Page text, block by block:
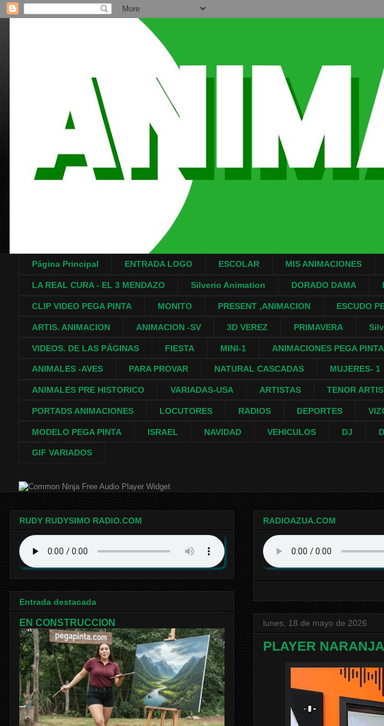
Página Principal ENTRADA LOGO ESCOLAR MIS ANIMACIONES
LA REAL CURA - EL 3 MENDAZO Silverio Animation DORADO DAMA
CLIP VIDEO PEGA PINTA MONITO PRESENT ,ANIMACION ESCUDO
ARTIS. ANIMACION ANIMACION -SV 3D VEREZ PRIMAVERA
VIDEOS. DE LAS PÁGINAS FIESTA MINI-1 ANIMACIONES PEGA PINTA
ANIMALES -AVES PARA PROVAR NATURAL CASCADAS MUJERES- 1
ANIMALES PRE HISTORICO VARIADAS-USA ARTISTAS TENOR
PORTADS ANIMACIONES LOCUTORES RADIOS DEPORTES
MODELO PEGA PINTA ISRAEL NAVIDAD VEHICULOS DJ
GIF VARIADOS
Free Audio Player Widget
RADIOAZUA.COM
lunes, 18 de mayo de 2026
PLAYER
RUDY RUDYSIMO RADIO.COM
Entrada destacada
EN CONSTRUCCION